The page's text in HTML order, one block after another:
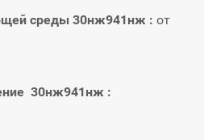
среды 30нж941нж : от
30нж941нж :